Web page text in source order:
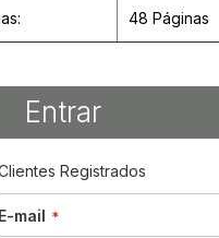
48 Páginas
Entrar
Registrados
E-mail